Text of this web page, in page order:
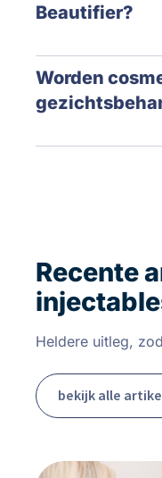
Beautifier?
Worden
Recente
Heldere uitleg,
bekijk alle